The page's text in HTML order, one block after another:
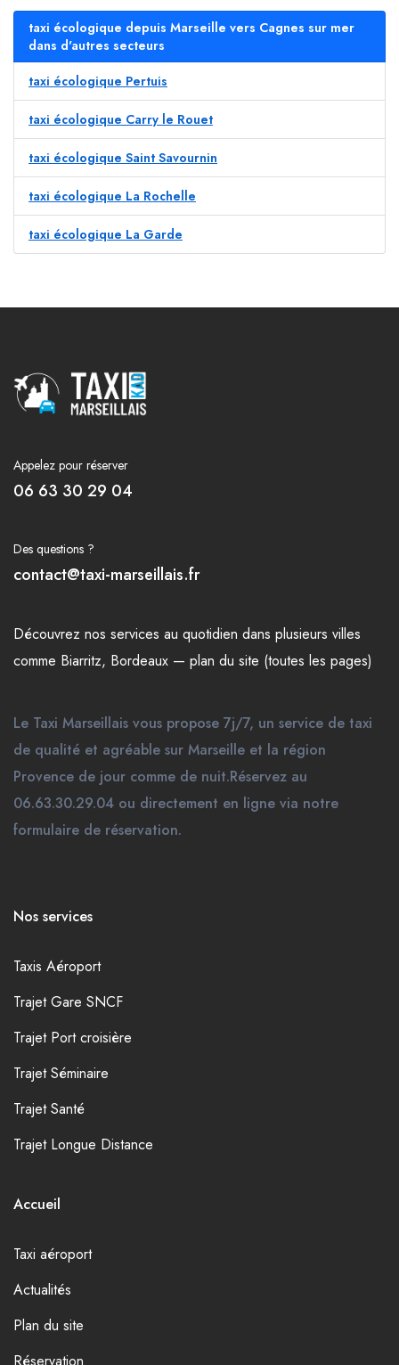
taxi écologique depuis Marseille vers Cagnes sur mer
dans d'autres secteurs
taxi écologique Pertuis
taxi écologique Carry le Rouet
taxi écologique Saint Savournin
taxi écologique La Rochelle
taxi écologique La Garde
Appelez pour réserver
06 63 30 29 04
Des questions ?
contact@taxi-marseillais.fr
Découvrez nos services au quotidien dans plusieurs villes
comme Biarritz, Bordeaux — plan du site (toutes les pages)
Le Taxi Marseillais vous propose 7j/7, un service de taxi
de qualité et agréable sur Marseille et la région
Provence de jour comme de nuit.Réservez au
06.63.30.29.04 ou directement en ligne via notre
formulaire de réservation.
Nos services
Taxis Aéroport
Trajet Gare SNCF
Trajet Port croisière
Trajet Séminaire
Trajet Santé
Trajet Longue Distance
Accueil
Taxi aéroport
Actualités
Plan du site